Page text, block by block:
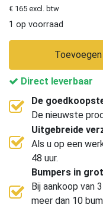
€ 165 excl. btw
1 op voorraad
Direct leverbaar
De
De nieuwste
Uitgebreide
Als u op een
48 uur.
Bumpers in
Bij aankoop van
meer dan 10